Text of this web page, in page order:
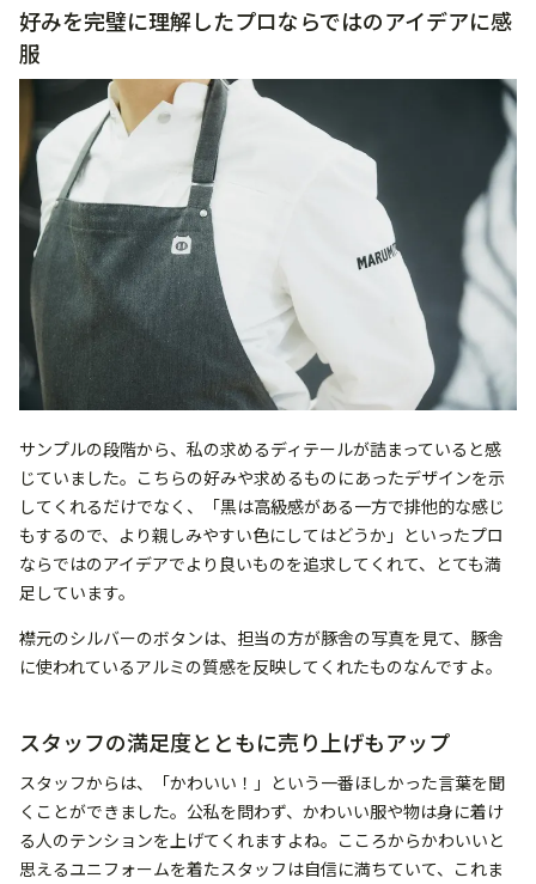
好みを完璧に理解したプロならではのアイデアに感
服
サンプルの段階から、私の求めるディテールが詰まっていると感
じていました。こちらの好みや求めるものにあったデザインを示
してくれるだけでなく、「黒は高級感がある一方で排他的な感じ
もするので、より親しみやすい色にしてはどうか」といったプロ
ならではのアイデアでより良いものを追求してくれて、とても満
足しています。
襟元のシルバーのボタンは、担当の方が豚舎の写真を見て、豚舎
に使われているアルミの質感を反映してくれたものなんですよ。
スタッフの満足度とともに売り上げもアップ
スタッフからは、「かわいい！」という一番ほしかった言葉を聞
くことができました。公私を問わず、かわいい服や物は身に着け
る人のテンションを上げてくれますよね。こころからかわいいと
思えるユニフォームを着たスタッフは自信に満ちていて、これま